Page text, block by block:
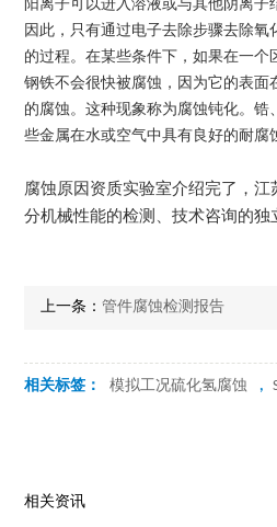
阳离子可以进入溶液或与其他阴离子
因此，只有通过电子去除步骤去除
的过程。在某些条件下，如果在一个
钢铁不会很快被腐蚀，因为它的表
的腐蚀。这种现象称为腐蚀钝化。
些金属在水或空气中具有良好的耐腐
腐蚀原因资质实验室介绍完了，
分机械性能的检测、技术咨询的
上一条： 管件腐蚀检测报告
相关标签： 模拟工况硫化氢腐蚀 ,
相关资讯